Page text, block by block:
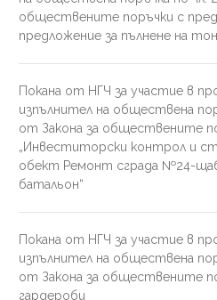
обществените поръчки с
предложение за пълнене на
Покана от НГЧ за участие в
изпълнител на обществена
от Закона за обществените
„Инвеститорски контрол и
обект Ремонт сграда №24-щаб
батальон“
Покана от НГЧ за участие в
изпълнител на обществена
от Закона за обществените
гардероби